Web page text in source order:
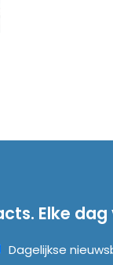
Elke dag
Dagelijkse